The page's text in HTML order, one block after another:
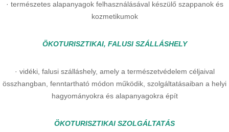
· természetes alapanyagok felhasználásával készülő szappanok és
kozmetikumok
ÖKOTURISZTIKAI, FALUSI SZÁLLÁSHELY
· vidéki, falusi szálláshely, amely a természetvédelem céljaival
összhangban, fenntartható módon működik, szolgáltatásaiban a helyi
hagyományokra és alapanyagokra épít
ÖKOTURISZTIKAI SZOLGÁLTATÁS